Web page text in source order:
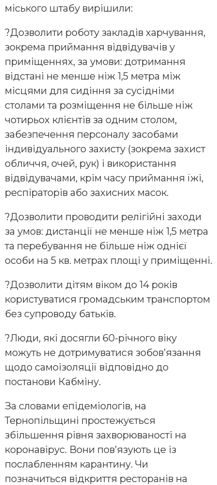
міського штабу вирішили:
?Дозволити роботу закладів харчування,
зокрема приймання відвідувачів у
приміщеннях, за умови: дотримання
відстані не менше ніж 1,5 метра між
місцями для сидіння за сусідніми
столами та розміщення не більше ніж
чотирьох клієнтів за одним столом,
забезпечення персоналу засобами
індивідуального захисту (зокрема захист
обличчя, очей, рук) і використання
відвідувачами, крім часу приймання їжі,
респіраторів або захисних масок.
?Дозволити проводити релігійні заходи
за умов: дистанції не менше ніж 1,5 метра
та перебування не більше ніж однієї
особи на 5 кв. метрах площі у приміщенні.
?Дозволити дітям віком до 14 років
користуватися громадським транспортом
без супроводу батьків.
?Люди, які досягли 60-річного віку
можуть не дотримуватися зобов’язання
щодо самоізоляції відповідно до
постанови Кабміну.
За словами епідеміологів, на
Тернопільщині простежується
збільшення рівня захворюваності на
коронавірус. Вони пов’язують це із
послабленням карантину. Чи
позначиться відкриття ресторанів на